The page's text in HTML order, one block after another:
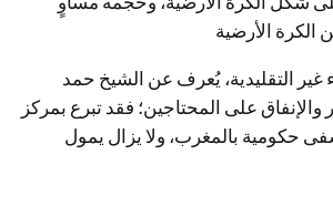
غير التقليدية، يُعرف عن الشيخ حمد
والإنفاق على المحتاجين؛ فقد تبرع بمركز
حكومية بالمغرب، ولا يزال يمول